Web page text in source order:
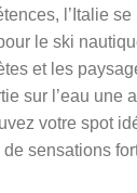
l’Italie
le ski
et les
sur l’eau une
votre spot
sensations